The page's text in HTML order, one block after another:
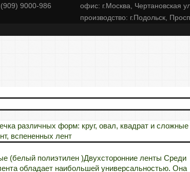
9000-986
офис: г.Москва, Чертановская
производство: г.Подольск,
различных форм: круг, овал, квадрат и сложные
вспененных лент
(белый полиэтилен )Двухсторонние ленты Среди
обладает наибольшей универсальностью. Она